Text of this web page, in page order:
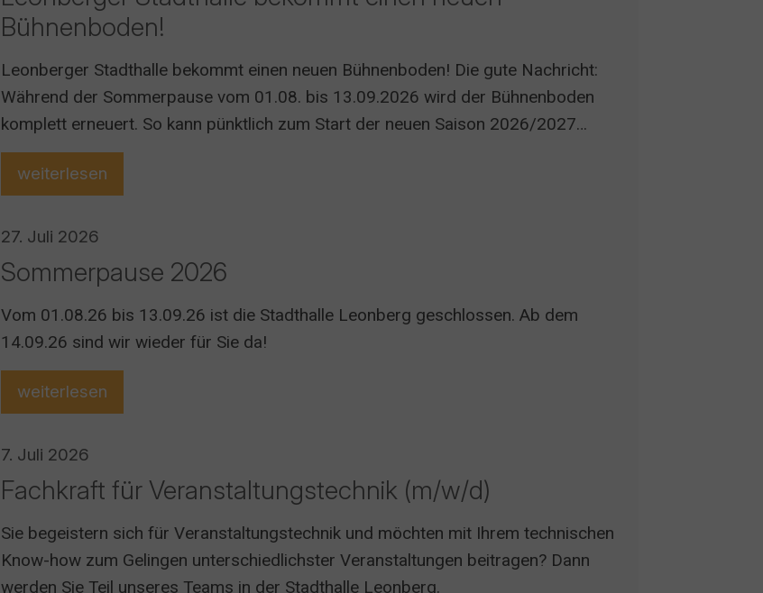
Bühnenboden!
Leonberger Stadthalle bekommt einen neuen Bühnenboden! Die gute Nachricht:
Während der Sommerpause vom 01.08. bis 13.09.2026 wird der Bühnenboden
komplett erneuert. So kann pünktlich zum Start der neuen Saison 2026/2027
wieder ein sicherer und professioneller Spielbetrieb gewährleistet werden.
weiterlesen
27. Juli 2026
Sommerpause 2026
Vom 01.08.26 bis 13.09.26 ist die Stadthalle Leonberg geschlossen. Ab dem
14.09.26 sind wir wieder für Sie da!
weiterlesen
7. Juli 2026
Fachkraft für Veranstaltungstechnik (m/w/d)
Sie begeistern sich für Veranstaltungstechnik und möchten mit Ihrem technischen
Know-how zum Gelingen unterschiedlichster Veranstaltungen beitragen? Dann
werden Sie Teil unseres Teams in der Stadthalle Leonberg.